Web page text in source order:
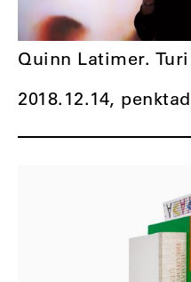
2018.12.14,
Quinn Latimer.